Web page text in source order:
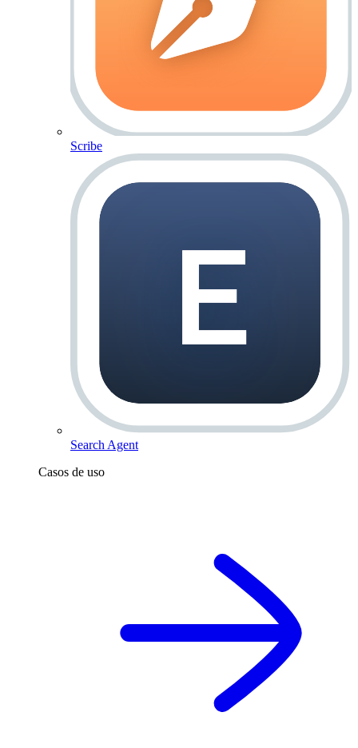
Scribe
Search Agent
Casos de uso